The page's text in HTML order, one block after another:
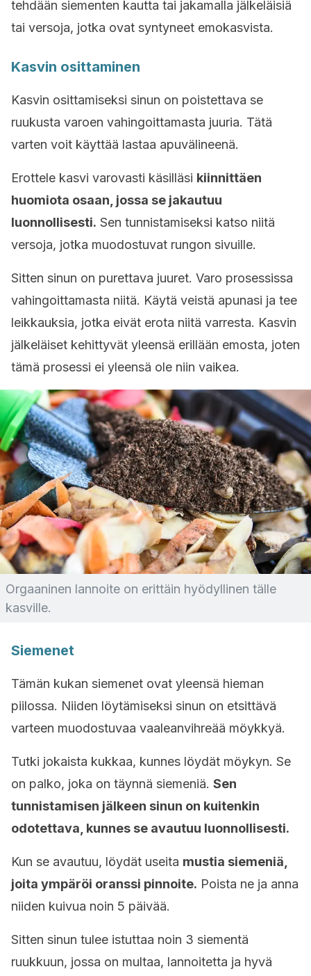
tehdään siementen kautta tai jakamalla jälkeläisiä
tai versoja, jotka ovat syntyneet emokasvista.
Kasvin osittaminen
Kasvin osittamiseksi sinun on poistettava se
ruukusta varoen vahingoittamasta juuria. Tätä
varten voit käyttää lastaa apuvälineenä.
Erottele kasvi varovasti käsilläsi kiinnittäen
huomiota osaan, jossa se jakautuu
luonnollisesti. Sen tunnistamiseksi katso niitä
versoja, jotka muodostuvat rungon sivuille.
Sitten sinun on purettava juuret. Varo prosessissa
vahingoittamasta niitä. Käytä veistä apunasi ja tee
leikkauksia, jotka eivät erota niitä varresta. Kasvin
jälkeläiset kehittyvät yleensä erillään emosta, joten
tämä prosessi ei yleensä ole niin vaikea.
Orgaaninen lannoite on erittäin hyödyllinen tälle
kasville.
Siemenet
Tämän kukan siemenet ovat yleensä hieman
piilossa. Niiden löytämiseksi sinun on etsittävä
varteen muodostuvaa vaaleanvihreää möykkyä.
Tutki jokaista kukkaa, kunnes löydät möykyn. Se
on palko, joka on täynnä siemeniä. Sen
tunnistamisen jälkeen sinun on kuitenkin
odotettava, kunnes se avautuu luonnollisesti.
Kun se avautuu, löydät useita mustia siemeniä,
joita ympäröi oranssi pinnoite. Poista ne ja anna
niiden kuivua noin 5 päivää.
Sitten sinun tulee istuttaa noin 3 siementä
ruukkuun, jossa on multaa, lannoitetta ja hyvä